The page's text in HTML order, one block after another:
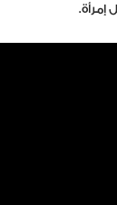
إمرأة.